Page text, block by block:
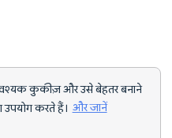
कुकीज़ और उसे बेहतर बनाने
करते हैं। और जानें